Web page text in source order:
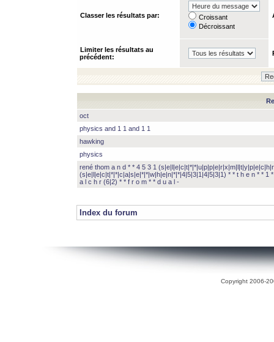
Classer les résultats par:
Croissant
Décroissant
Limiter les résultats au
précédent:
oct
physics and 1 1 and 1 1
hawking
physics
rené thom a n d * * 4 5 3 1
(s|e|l|e|c|t|*|*|c|a|s|e|*|*|w|h|e|n|*|*|4|5|3|1|4|5|3|1) * * t h e n * * 1
a l c h r (6|2) * * f r o m * * d u a l -
Index du forum
Copyright 2006-